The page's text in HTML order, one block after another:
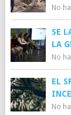
No
SE
LA
No
EL
No